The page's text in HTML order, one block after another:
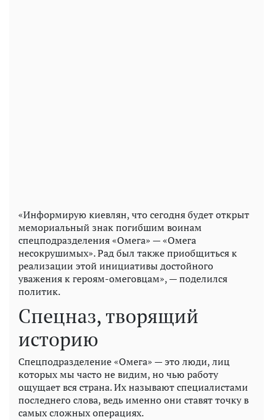
«Информирую киевлян, что сегодня будет открыт
мемориальный знак погибшим воинам
спецподразделения «Омега» — «Омега
несокрушимых». Рад был также приобщиться к
реализации этой инициативы достойного
уважения к героям-омеговцам», — поделился
политик.
Спецназ, творящий
историю
Спецподразделение «Омега» — это люди, лиц
которых мы часто не видим, но чью работу
ощущает вся страна. Их называют специалистами
последнего слова, ведь именно они ставят точку в
самых сложных операциях.